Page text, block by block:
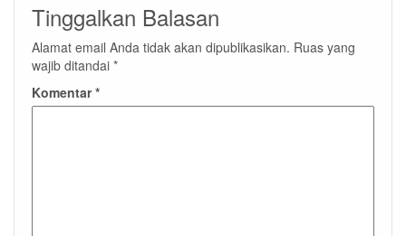
Tinggalkan Balasan
Alamat email Anda tidak akan dipublikasikan. Ruas yang
wajib ditandai *
Komentar*